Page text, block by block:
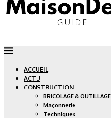
ACCUEIL
ACTU
CONSTRUCTION
BRICOLAGE & OUTILLAGE
Maçonnerie
Techniques